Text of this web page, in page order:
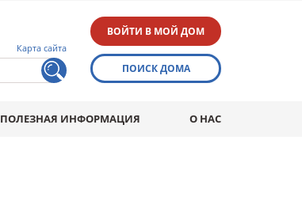
Карта сайта
ВОЙТИ В МОЙ ДОМ
ПОИСК ДОМА
ПОЛЕЗНАЯ ИНФОРМАЦИЯ О НАС